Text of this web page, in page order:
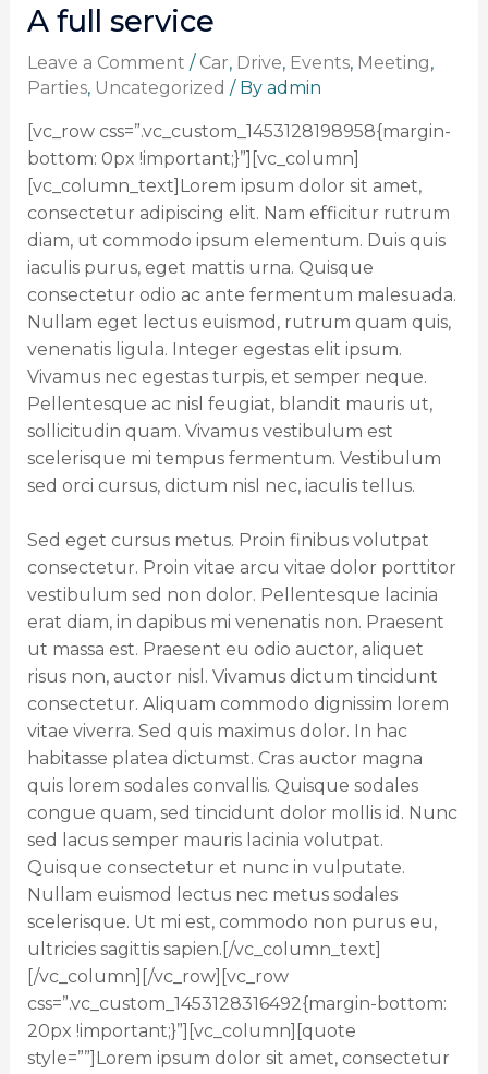
A full service
Leave a Comment / Car, Drive, Events, Meeting,
Parties, Uncategorized / By admin
[vc_row css=”.vc_custom_1453128198958{margin-
bottom: 0px !important;}”][vc_column]
[vc_column_text]Lorem ipsum dolor sit amet,
consectetur adipiscing elit. Nam efficitur rutrum
diam, ut commodo ipsum elementum. Duis quis
iaculis purus, eget mattis urna. Quisque
consectetur odio ac ante fermentum malesuada.
Nullam eget lectus euismod, rutrum quam quis,
venenatis ligula. Integer egestas elit ipsum.
Vivamus nec egestas turpis, et semper neque.
Pellentesque ac nisl feugiat, blandit mauris ut,
sollicitudin quam. Vivamus vestibulum est
scelerisque mi tempus fermentum. Vestibulum
sed orci cursus, dictum nisl nec, iaculis tellus.
Sed eget cursus metus. Proin finibus volutpat
consectetur. Proin vitae arcu vitae dolor porttitor
vestibulum sed non dolor. Pellentesque lacinia
erat diam, in dapibus mi venenatis non. Praesent
ut massa est. Praesent eu odio auctor, aliquet
risus non, auctor nisl. Vivamus dictum tincidunt
consectetur. Aliquam commodo dignissim lorem
vitae viverra. Sed quis maximus dolor. In hac
habitasse platea dictumst. Cras auctor magna
quis lorem sodales convallis. Quisque sodales
congue quam, sed tincidunt dolor mollis id. Nunc
sed lacus semper mauris lacinia volutpat.
Quisque consectetur et nunc in vulputate.
Nullam euismod lectus nec metus sodales
scelerisque. Ut mi est, commodo non purus eu,
ultricies sagittis sapien.[/vc_column_text]
[/vc_column][/vc_row][vc_row
css=”.vc_custom_1453128316492{margin-bottom:
20px !important;}”][vc_column][quote
style=””]Lorem ipsum dolor sit amet, consectetur